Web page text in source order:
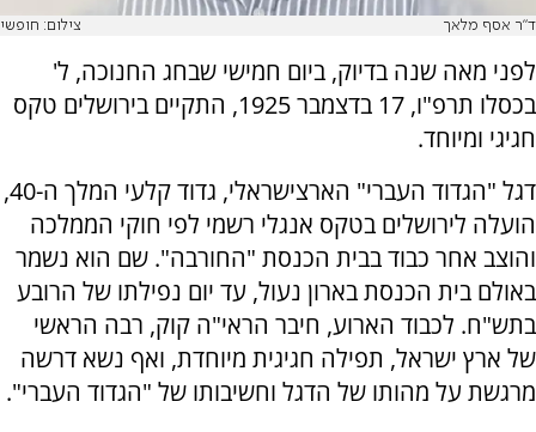
ד"ר אסף מלאך צילום: חופשי
לפני מאה שנה בדיוק, ביום חמישי שבחג החנוכה, ל'
בכסלו תרפ"ו, 17 בדצמבר 1925, התקיים בירושלים טקס
חגיגי ומיוחד.
דגל "הגדוד העברי" הארצישראלי, גדוד קלעי המלך ה-40,
הועלה לירושלים בטקס אנגלי רשמי לפי חוקי הממלכה
והוצב אחר כבוד בבית הכנסת "החורבה". שם הוא נשמר
באולם בית הכנסת בארון נעול, עד יום נפילתו של הרובע
בתש"ח. לכבוד הארוע, חיבר הראי"ה קוק, רבה הראשי
של ארץ ישראל, תפילה חגיגית מיוחדת, ואף נשא דרשה
מרגשת על מהותו של הדגל וחשיבותו של "הגדוד העברי".